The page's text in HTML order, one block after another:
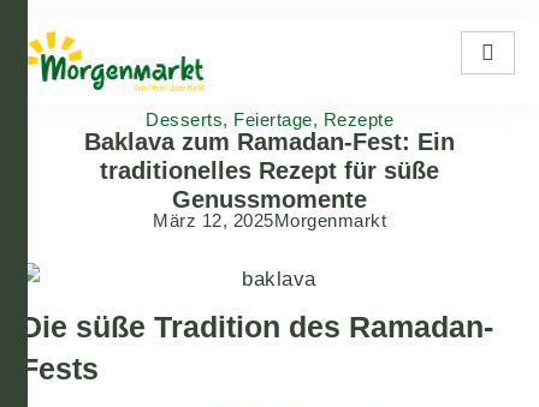
Desserts, Feiertage, Rezepte
Baklava zum Ramadan-Fest: Ein
traditionelles Rezept für süße
Genussmomente
März 12, 2025Morgenmarkt
Die süße Tradition des Ramadan-
Fests